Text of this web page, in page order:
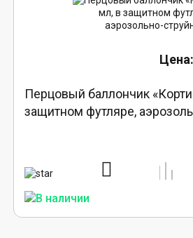
Перцовый баллончик
защитном футляре,